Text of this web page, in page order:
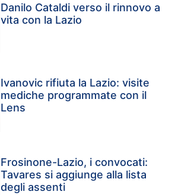
Danilo Cataldi verso il rinnovo a
vita con la Lazio
Ivanovic rifiuta la Lazio: visite
mediche programmate con il
Lens
Frosinone-Lazio, i convocati:
Tavares si aggiunge alla lista
degli assenti